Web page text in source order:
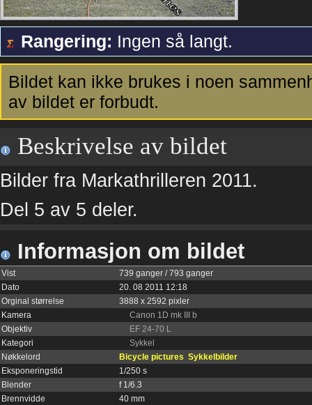
Rangering: Ingen så langt.
Bildet kan ikke brukes i noen
av bildet er forbudt.
Beskrivelse av bildet
Bilder fra Markathrilleren 2011.
Del 5 av 5 deler.
Informasjon om bildet
Vist
739 ganger / 793 ganger
Dato
20. 08 2011 12:18
Orginal størrelse
3888 x 2592 pixler
Kamera
Canon 1D mk III b
Objektiv
EF 24-70 L
Kategori
Sykkel
Nøkkelord
Bicycle pictures Sykkelbilder
Eksponeringstid
1/250 s
Blender
f 1/6.3
Brennvidde
40 mm